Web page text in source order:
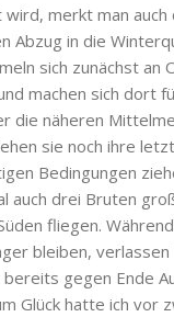
merkt man auch
Abzug in die
sich zunächst an
machen sich dort
die näheren
sie noch ihre
Bedingungen
auch drei Bruten
fliegen.
bleiben, verlassen
gegen Ende
Glück hatte ich vor